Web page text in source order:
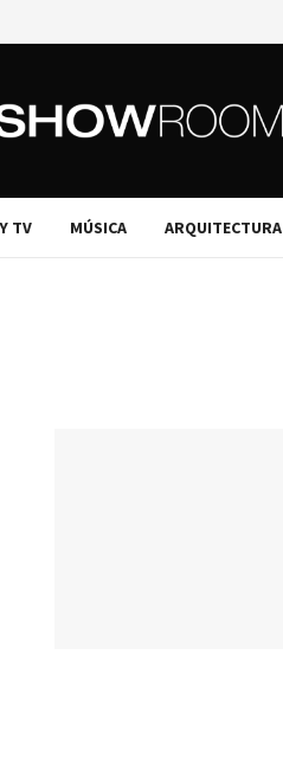
TV MÚSICA ARQUITECTURA